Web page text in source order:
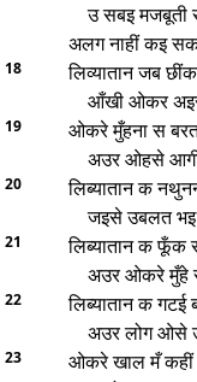
उ सबइ मजबूती
अलग नाहीं कइ
18
लिव्यातान जब
आँखी ओकर
19
ओकरे मुँहना स
अउर ओहसे आगी
20
लिब्यातान क
जइसे उबलत भइ
21
लिब्यातान क फूँक
अउर ओकरे मुँहे
22
लिब्यातान क
अउर लोग ओसे
23
ओकरे खाल मँ कहीं